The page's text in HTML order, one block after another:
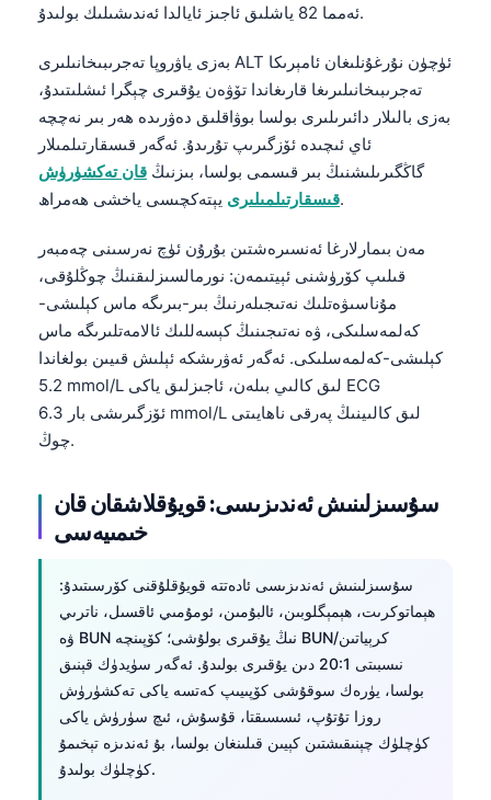
ئەمما 82 ياشلىق ئاجىز ئايالدا ئەندىشىلىك بولىدۇ.
بەزى ياۋروپا تەجرىبىخانىلىرى ALT ئۈچۈن نۇرغۇنلىغان ئامېرىكا
تەجرىبىخانىلىرىغا قارىغاندا تۆۋەن يۇقىرى چېگرا ئىشلىتىدۇ،
بەزى بالىلار دائىرىلىرى بولسا بوۋاقلىق دەۋرىدە ھەر بىر نەچچە
ئاي ئىچىدە ئۆزگىرىپ تۇرىدۇ. ئەگەر قىسقارتىلمىلار
گاڭگىرىلىشنىڭ بىر قىسمى بولسا، بىزنىڭ قان تەكشۈرۈش
قىسقارتىلمىلىرىيېتەكچىسى ياخشى ھەمراھ.
مەن بىمارلارغا ئەنسىرەشتىن بۇرۇن ئۈچ نەرسىنى چەمبەر
قىلىپ كۆرۈشنى ئېيتىمەن: نورمالسىزلىقنىڭ چوڭلۇقى،
مۇناسىۋەتلىك نەتىجىلەرنىڭ بىر-بىرىگە ماس كېلىشى-
كەلمەسلىكى، ۋە نەتىجىنىڭ كېسەللىك ئالامەتلىرىگە ماس
كېلىشى-كەلمەسلىكى. ئەگەر ئەۋرىشكە ئېلىش قىيىن بولغاندا
5.2 mmol/L لىق كالىي بىلەن، ئاجىزلىق ياكى ECG
ئۆزگىرىشى بار 6.3 mmol/L لىق كالىينىڭ پەرقى ناھايىتى
چوڭ.
سۇسىزلىنىش ئەندىزىسى: قويۇقلاشقان قان
خىمىيەسى
سۇسىزلىنىش ئەندىزىسى ئادەتتە قويۇقلۇقنى كۆرسىتىدۇ:
ھېماتوكرىت، ھېمېگلوبىن، ئالبۇمىن، ئومۇمىي ئاقسىل، ناترىي
ۋە BUN نىڭ يۇقىرى بولۇشى؛ كۆپىنچە BUN/كرېياتىن
نىسبىتى 20:1 دىن يۇقىرى بولىدۇ. ئەگەر سۈيدۈك قېنىق
بولسا، يۈرەك سوقۇشى كۆپىيىپ كەتسە ياكى تەكشۈرۈش
روزا تۇتۇپ، ئىسسىقتا، قۇسۇش، ئىچ سۈرۈش ياكى
كۈچلۈك چېنىقىشتىن كېيىن قىلىنغان بولسا، بۇ ئەندىزە تېخىمۇ
كۈچلۈك بولىدۇ.